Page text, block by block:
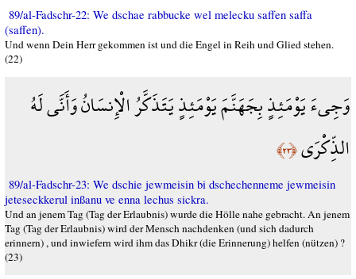
89/al-Fadschr-22: We dschae rabbucke wel melecku saffen saffa
(saffen).
Und wenn Dein Herr gekommen ist und die Engel in Reih und Glied stehen.
(22)
وَجِيءَ يَوْمَئِذٍ بِجَهَنَّمَ يَوْمَئِذٍ يَتَذَكَّرُ الْإِنسَانُ وَأَنَّى لَهُ
الذِّكْرَى﴿٢٣﴾
89/al-Fadschr-23: We dschie jewmeisin bi dschechenneme jewmeisin
jeteseckkerul inßanu ve enna lechus sickra.
Und an jenem Tag (Tag der Erlaubnis) wurde die Hölle nahe gebracht. An jenem
Tag (Tag der Erlaubnis) wird der Mensch nachdenken (und sich dadurch
erinnern) , und inwiefern wird ihm das Dhikr (die Erinnerung) helfen (nützen) ?
(23)